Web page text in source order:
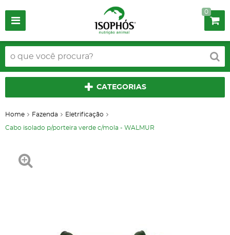
0
CATEGORIAS
Home Fazenda Eletrificação
Cabo isolado p/porteira verde c/mola - WALMUR